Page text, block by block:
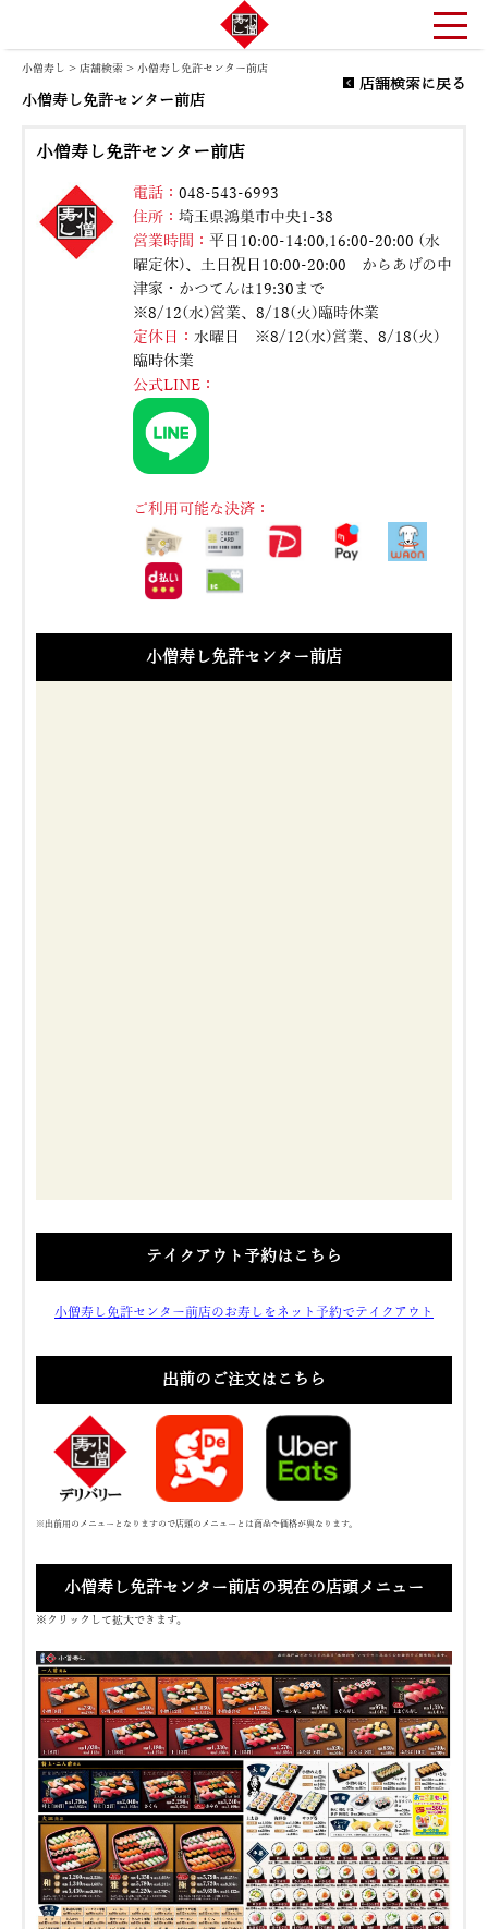
小僧寿し > 店舗検索 > 小僧寿し免許センター前店
小僧寿し免許センター前店
店舗検索に戻る
小僧寿し免許センター前店
電話： 048-543-6993
住所： 埼玉県鴻巣市中央1-38
営業時間： 平日10:00-14:00,16:00-20:00 (水
曜定休)、土日祝日10:00-20:00 からあげの中
津家・かつてんは19:30まで
※8/12(水)営業、8/18(火)臨時休業
定休日： 水曜日 ※8/12(水)営業、8/18(火)
臨時休業
公式LINE：
ご利用可能な決済：
小僧寿し免許センター前店
テイクアウト予約はこちら
小僧寿し免許センター前店のお寿しをネット予約でテイクアウト
出前のご注文はこちら
※出前用のメニューとなりますので店頭のメニューとは商品や価格が異なります。
小僧寿し免許センター前店の現在の店頭メニュー
※クリックして拡大できます。